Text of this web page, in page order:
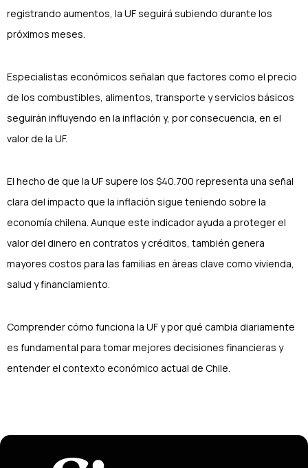
registrando aumentos, la UF seguirá subiendo durante los
próximos meses.
Especialistas económicos señalan que factores como el precio
de los combustibles, alimentos, transporte y servicios básicos
seguirán influyendo en la inflación y, por consecuencia, en el
valor de la UF.
El hecho de que la UF supere los $40.700 representa una señal
clara del impacto que la inflación sigue teniendo sobre la
economía chilena. Aunque este indicador ayuda a proteger el
valor del dinero en contratos y créditos, también genera
mayores costos para las familias en áreas clave como vivienda,
salud y financiamiento.
Comprender cómo funciona la UF y por qué cambia diariamente
es fundamental para tomar mejores decisiones financieras y
entender el contexto económico actual de Chile.